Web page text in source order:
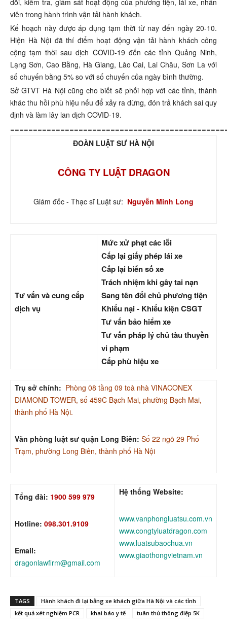
viên trong hành trình vận tải hành khách.
Kế hoạch này được áp dụng tạm thời từ nay đến ngày 20-10.
Hiện Hà Nội đã thí điểm hoạt động vận tải hành khách công
cộng tạm thời sau dịch COVID-19 đến các tỉnh Quảng Ninh,
Lạng Sơn, Cao Bằng, Hà Giang, Lào Cai, Lai Châu, Sơn La với
số chuyến bằng 5% so với số chuyến của ngày bình thường.
Sở GTVT Hà Nội cũng cho biết sẽ phối hợp với các tỉnh, thành
khác thu hồi phù hiệu nếu để xảy ra dừng, đón trả khách sai quy
định và làm lây lan dịch COVID-19.
ĐOÀN LUẬT SƯ HÀ NỘI
CÔNG TY LUẬT DRAGON
Giám đốc - Thạc sĩ Luật sư: Nguyễn Minh Long
Tư vấn và cung cấp
dịch vụ
Mức xử phạt các lỗi
Cấp lại giấy phép lái xe
Cấp lại biển số xe
Trách nhiệm khi gây tai nạn
Sang tên đổi chủ phương tiện
Khiếu nại - Khiếu kiện CSGT
Tư vấn bảo hiểm xe
Tư vấn pháp lý chủ tàu thuyền
vi phạm
Cấp phù hiệu xe
Trụ sở chính: Phòng 08 tầng 09 toà nhà VINACONEX
DIAMOND TOWER, số 459C Bạch Mai, phường Bạch Mai,
thành phố Hà Nội.
Văn phòng luật sư quận Long Biên: Số 22 ngõ 29 Phố
Trạm, phường Long Biên, thành phố Hà Nội
Tổng đài: 1900 599 979
Hotline: 098.301.9109
Email:
dragonlawfirm@gmail.com
Hệ thống Website:
www.vanphongluatsu.com.vn
www.congtyluatdragon.com
www.luatsubaochua.vn
www.giaothongvietnam.vn
TAGS
Hành khách đi lại bằng xe khách giữa Hà Nội và các tỉnh
kết quả xét nghiệm PCR
khai báo y tế tuân thủ thông điệp 5K